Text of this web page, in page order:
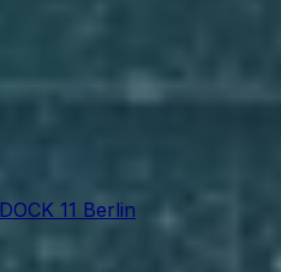
DOCK 11 Berlin